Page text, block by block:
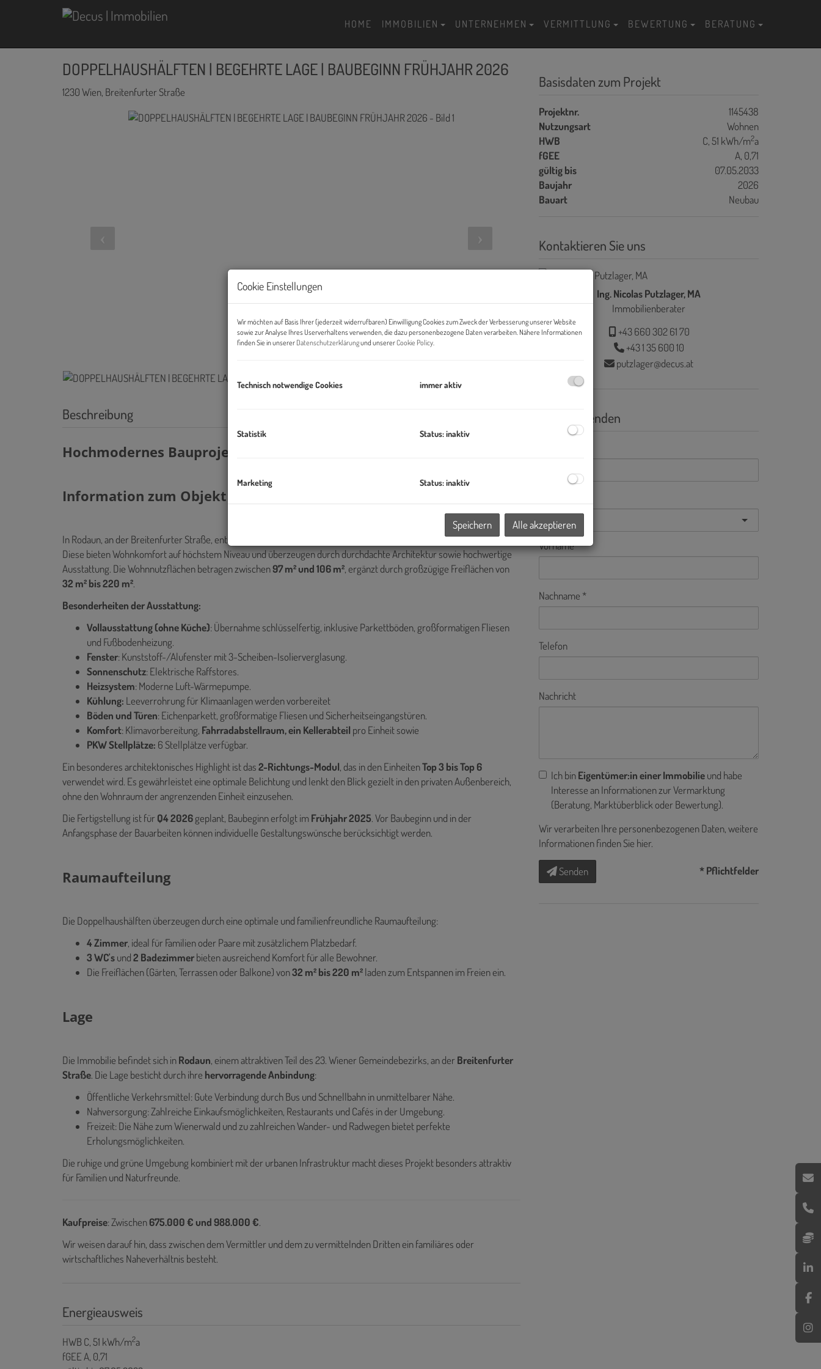
HOME IMMOBILIEN UNTERNEHMEN VERMITTLUNG BEWERTUNG BERATUNG
DOPPELHAUSHÄLFTEN | BEGEHRTE LAGE | BAUBEGINN FRÜHJAHR 2026
1230 Wien, Breitenfurter Straße
Beschreibung
Hochmodernes Bauprojekt in Begehrter Lage
Information zum Objekt und Ausstattung
In Rodaun, an der Breitenfurter Straße, entsteht ein modernes Bauprojekt mit sechs exklusiven Doppelhaushälften.
Diese bieten Wohnkomfort auf höchstem Niveau und überzeugen durch durchdachte Architektur sowie hochwertige
Ausstattung. Die Wohnnutzflächen betragen zwischen97 m² und 106 m², ergänzt durch großzügige Freiflächen von
32 m² bis 220 m².
Besonderheiten der Ausstattung:
Vollausstattung (ohne Küche): Übernahme schlüsselfertig, inklusive Parkettböden, großformatigen Fliesen
und Fußbodenheizung.
Fenster: Kunststoff-/Alufenster mit 3-Scheiben-Isolierverglasung.
Sonnenschutz: Elektrische Raffstores.
Heizsystem: Moderne Luft-Wärmepumpe.
Kühlung: Leeverrohrung für Klimaanlagen werden vorbereitet
Böden und Türen: Eichenparkett, großformatige Fliesen und Sicherheitseingangstüren.
Komfort: Klimavorbereitung, Fahrradabstellraum, ein Kellerabteil pro Einheit sowie
PKW Stellplätze: 6 Stellplätze verfügbar.
Ein besonderes architektonisches Highlight ist das2-Richtungs-Modul, das in den EinheitenTop 3 bis Top 6
verwendet wird. Es gewährleistet eine optimale Belichtung und lenkt den Blick gezielt in den privaten Außenbereich,
ohne den Wohnraum der angrenzenden Einheit einzusehen.
Die Fertigstellung ist fürQ4 2026geplant, Baubeginn erfolgt im Frühjahr 2025. Vor Baubeginn und in der
Anfangsphase der Bauarbeiten können individuelle Gestaltungswünsche berücksichtigt werden.
Raumaufteilung
Die Doppelhaushälften überzeugen durch eine optimale und familienfreundliche Raumaufteilung:
4 Zimmer, ideal für Familien oder Paare mit zusätzlichem Platzbedarf.
3 WC'sund2 Badezimmerbieten ausreichend Komfort für alle Bewohner.
Die Freiflächen (Gärten, Terrassen oder Balkone) von32 m² bis 220 m²laden zum Entspannen im Freien ein.
Lage
Die Immobilie befindet sich inRodaun, einem attraktiven Teil des 23. Wiener Gemeindebezirks, an derBreitenfurter
Straße. Die Lage besticht durch ihre hervorragende Anbindung:
Öffentliche Verkehrsmittel: Gute Verbindung durch Bus und Schnellbahn in unmittelbarer Nähe.
Nahversorgung: Zahlreiche Einkaufsmöglichkeiten, Restaurants und Cafés in der Umgebung.
Freizeit: Die Nähe zum Wienerwald und zu zahlreichen Wander- und Radwegen bietet perfekte
Erholungsmöglichkeiten.
Die ruhige und grüne Umgebung kombiniert mit der urbanen Infrastruktur macht dieses Projekt besonders attraktiv
für Familien und Naturfreunde.
Kaufpreise: Zwischen675.000 € und 988.000 €.
Wir weisen darauf hin, dass zwischen dem Vermittler und dem zu vermittelnden Dritten ein familiäres oder
wirtschaftliches Naheverhältnis besteht.
Energieausweis
HWBC, 51 kWh/m2a
fGEEA, 0,71
Basisdaten zum Projekt
Projektnr.
1145438
Nutzungsart
Wohnen
HWB
C, 51 kWh/m2a
fGEE
A, 0,71
gültig bis
07.05.2033
Baujahr
2026
Bauart
Neubau
Kontaktieren Sie uns
Ing. Nicolas Putzlager, MA
Immobilienberater
+43 660 302 61 70
+43 1 35 600 10
putzlager@decus.at
Anfrage senden
Vorname
Nachname
Telefon
Nachricht
Ich binEigentümer:in einer Immobilieund habe
Interesse an Informationen zur Vermarktung
(Beratung, Marktüberblick oder Bewertung).
Wir verarbeiten Ihre personenbezogenen Daten, weitere
Informationen finden Sie hier.
Senden * Pflichtfelder
Cookie Einstellungen
Wir möchten auf Basis Ihrer (jederzeit widerrufbaren) Einwilligung Cookies zum Zweck der Verbesserung unserer Website
sowie zur Analyse Ihres Userverhaltens verwenden, die dazu personenbezogene Daten verarbeiten. Nähere Informationen
finden Sie in unserer Datenschutzerklärungund unsererCookie Policy.
Technisch notwendige Cookies immer aktiv
Statistik Status: inaktiv
Marketing Status: inaktiv
Speichern Alle akzeptieren